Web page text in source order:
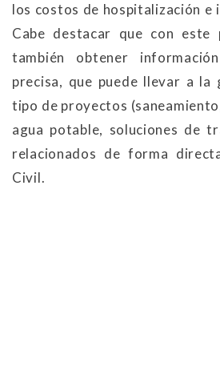
los costos de hospitalización e
Cabe destacar que con este
también obtener
precisa, que puede llevar a la
tipo de proyectos
agua potable, soluciones de
relacionados de forma
Civil.